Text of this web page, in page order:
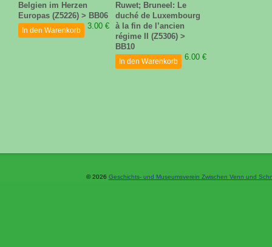
Belgien im Herzen
Europas (Z5226) > BB06
3.00 €
In den Warenkorb
Ruwet; Bruneel: Le
duché de Luxembourg
à la fin de l’ancien
régime II (Z5306) >
BB10
6.00 €
In den Warenkorb
© 2026 Geschichts- und Museumsverein Zwischen Venn und